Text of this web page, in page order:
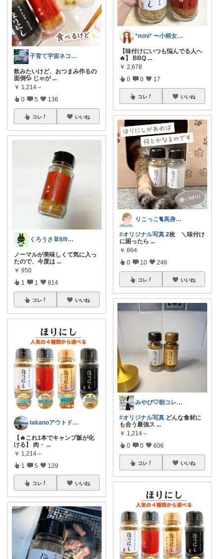
子育て宇宙ネコ🐈育児日用品ROOM🏠
飲みたいけど、おつまみ作るの
面倒💦 じゃが ...
￥ 1,214～
0 5 136
コレ いいね
くろうさ🐰8/9〜8/10お休み🐰
ノーマルが美味しくて気に入っ
たので、今度は ...
￥ 950
1 1 814
コレ いいね
takanoアウトドア好き
【🔥これ1本でキャンプ飯が化
ける】 肉・ ...
￥ 1,214～
1 5 129
コレ いいね
*mini* 〜小柄女子のゆる暮らし〜
【味付けにいつも悩んでる人へ
🔥】 BBQ ...
￥ 2,678
0 0 17
コレ いいね
りこっこ🐈高身長の猫好き🐢
#オリジナル写真 2枚 ＼味付け
に困ったら ...
￥ 864
0 10 246
コレ いいね
みやび‎🤍朝コレ、キッチン便利アイテム
#オリジナル写真 どんな食材に
も合う最強ス ...
￥ 1,214～
0 0 606
コレ いいね